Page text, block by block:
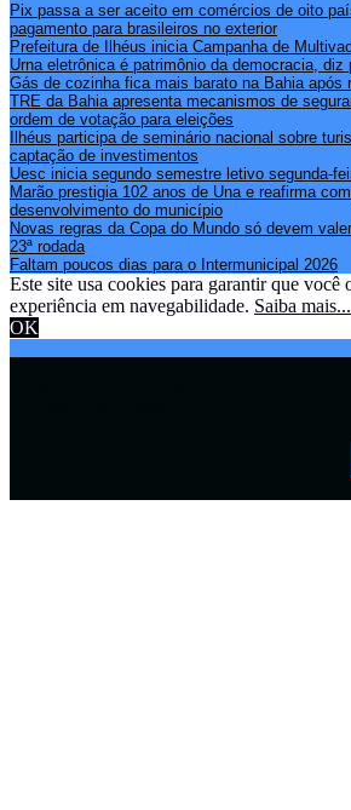
Pix passa a ser aceito em comércios de oito
pagamento para brasileiros no exterior
Prefeitura de Ilhéus inicia Campanha de
Urna eletrônica é patrimônio da democracia, diz
Gás de cozinha fica mais barato na Bahia após
TRE da Bahia apresenta mecanismos de
ordem de votação para eleições
Ilhéus participa de seminário nacional sobre
captação de investimentos
Uesc inicia segundo semestre letivo segunda-
Marão prestigia 102 anos de Una e reafirma
desenvolvimento do município
Novas regras da Copa do Mundo só devem
23ª rodada
Faltam poucos dias para o Intermunicipal 2026
Este site usa cookies para garantir que você
experiência em navegabilidade. Saiba mais...
OK